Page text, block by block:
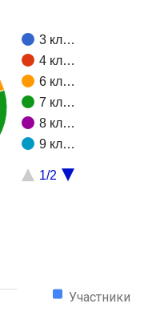
3 кл…
4 кл…
6 кл…
7 кл…
8 кл…
9 кл…
1/2
Участники